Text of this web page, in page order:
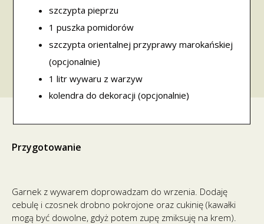
szczypta pieprzu
1 puszka pomidorów
szczypta orientalnej przyprawy marokańskiej
(opcjonalnie)
1 litr wywaru z warzyw
kolendra do dekoracji (opcjonalnie)
Przygotowanie
Garnek z wywarem doprowadzam do wrzenia. Dodaję
cebulę i czosnek drobno pokrojone oraz cukinię (kawałki
mogą być dowolne, gdyż potem zupę zmiksuję na krem).